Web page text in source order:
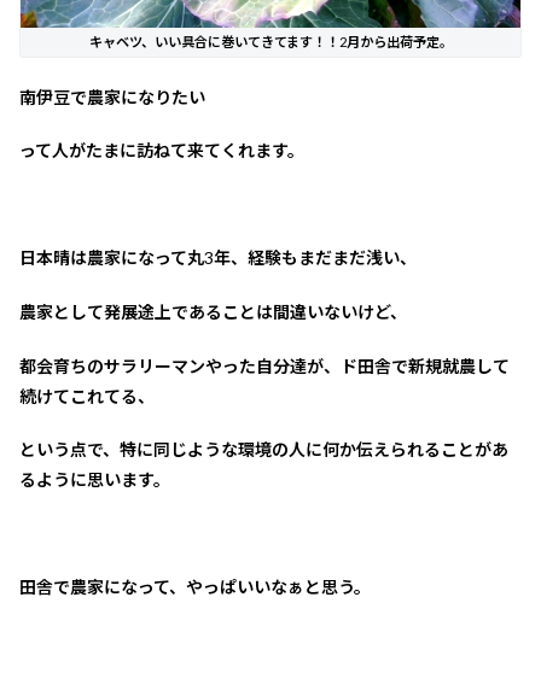
キャベツ、いい具合に巻いてきてます！！2月から出荷予定。
南伊豆で農家になりたい
って人がたまに訪ねて来てくれます。
日本晴は農家になって丸3年、経験もまだまだ浅い、
農家として発展途上であることは間違いないけど、
都会育ちのサラリーマンやった自分達が、ド田舎で新規就農して
続けてこれてる、
という点で、特に同じような環境の人に何か伝えられることがあ
るように思います。
田舎で農家になって、やっぱいいなぁと思う。